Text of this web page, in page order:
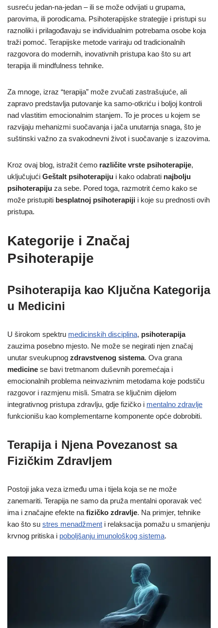
susreću jedan-na-jedan – ili se može odvijati u grupama,
parovima, ili porodicama. Psihoterapijske strategije i pristupi su
raznoliki i prilagođavaju se individualnim potrebama osobe koja
traži pomoć. Terapijske metode variraju od tradicionalnih
razgovora do modernih, inovativnih pristupa kao što su art
terapija ili mindfulness tehnike.
Za mnoge, izraz “terapija” može zvučati zastrašujuće, ali
zapravo predstavlja putovanje ka samo-otkriću i boljoj kontroli
nad vlastitim emocionalnim stanjem. To je proces u kojem se
razvijaju mehanizmi suočavanja i jača unutarnja snaga, što je
suštinski važno za svakodnevni život i suočavanje s izazovima.
Kroz ovaj blog, istražit ćemo različite vrste psihoterapije,
uključujući Geštalt psihoterapiju i kako odabrati najbolju
psihoterapiju za sebe. Pored toga, razmotrit ćemo kako se
može pristupiti besplatnoj psihoterapiji i koje su prednosti ovih
pristupa.
Kategorije i Značaj
Psihoterapije
Psihoterapija kao Ključna Kategorija
u Medicini
U širokom spektru medicinskih disciplina, psihoterapija
zauzima posebno mjesto. Ne može se negirati njen značaj
unutar sveukupnog zdravstvenog sistema. Ova grana
medicine se bavi tretmanom duševnih poremećaja i
emocionalnih problema neinvazivnim metodama koje podstiču
razgovor i razmjenu misli. Smatra se ključnim dijelom
integrativnog pristupa zdravlju, gdje fizičko i mentalno zdravlje
funkcionišu kao komplementarne komponente opće dobrobiti.
Terapija i Njena Povezanost sa
Fizičkim Zdravljem
Postoji jaka veza između uma i tijela koja se ne može
zanemariti. Terapija ne samo da pruža mentalni oporavak već
ima i značajne efekte na fizičko zdravlje. Na primjer, tehnike
kao što su stres menadžment i relaksacija pomažu u smanjenju
krvnog pritiska i poboljšanju imunološkog sistema.